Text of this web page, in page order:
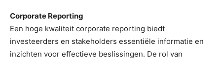
Corporate Reporting
Een hoge kwaliteit corporate reporting biedt
investeerders en stakeholders essentiële informatie en
inzichten voor effectieve beslissingen. De rol van